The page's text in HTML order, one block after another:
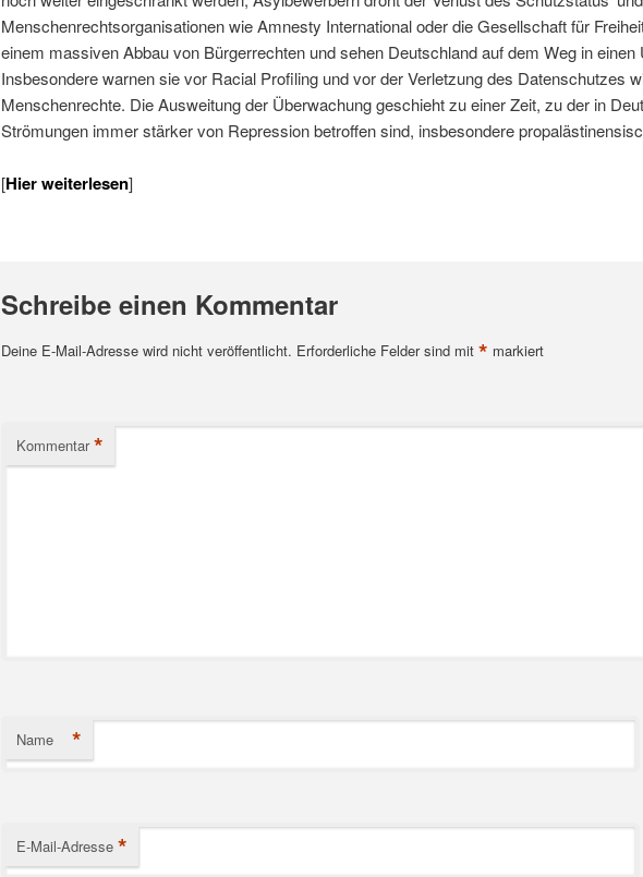
Menschenrechtsorganisationen wie Amnesty International oder die Gesellschaft für
einem massiven Abbau von Bürgerrechten und sehen Deutschland auf dem Weg in einen
Insbesondere warnen sie vor Racial Profiling und vor der Verletzung des Datenschutzes
Menschenrechte. Die Ausweitung der Überwachung geschieht zu einer Zeit, zu der in
Strömungen immer stärker von Repression betroffen sind, insbesondere
[Hier weiterlesen]
Schreibe einen Kommentar
Deine E-Mail-Adresse wird nicht veröffentlicht. Erforderliche Felder sind mit * markiert
Kommentar *
Name *
E-Mail-Adresse *